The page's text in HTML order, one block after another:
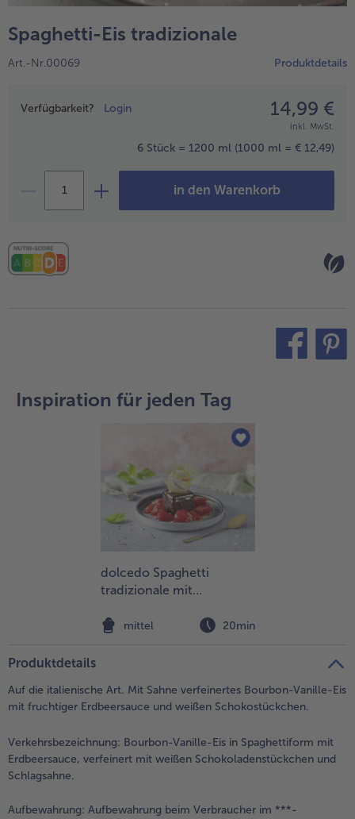
alle Küchenutensilien
alle bofrost*free
alle bofrost*plus.
Pflanzliche Alternativprodukte
Spaghetti-Eis tradizionale
Art.-Nr.00069 Produktdetails
Preisangabe
Verfügbarkeit? Login 14,99 €
inkl. MwSt.
6 Stück = 1200 ml (1000 ml = € 12,49)
in den Warenkorb
Inspiration für jeden Tag
dolcedo Spaghetti
tradizionale mit
marinierten Erdbeeren
mittel 20min
Produktdetails
Auf die italienische Art. Mit Sahne verfeinertes Bourbon-Vanille-Eis
mit fruchtiger Erdbeersauce und weißen Schokostückchen.
Verkehrsbezeichnung: Bourbon-Vanille-Eis in Spaghettiform mit
Erdbeersauce, verfeinert mit weißen Schokoladenstückchen und
Schlagsahne.
Aufbewahrung: Aufbewahrung beim Verbraucher im ***-